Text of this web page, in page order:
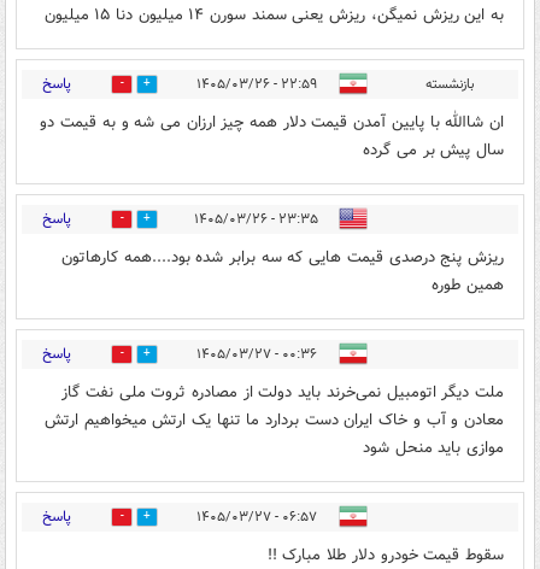
به این ریزش نمیگن، ریزش یعنی سمند سورن ۱۴ میلیون دنا ۱۵ میلیون
بازنشسته ۲۲:۵۹ - ۱۴۰۵/۰۳/۲۶ 1 پاسخ
ان شاالله با پایین آمدن قیمت دلار همه چیز ارزان می شه و به قیمت دو
سال پیش بر می گرده
۲۳:۳۵ - ۱۴۰۵/۰۳/۲۶ 6 پاسخ
ریزش پنج درصدی قیمت هایی که سه برابر شده بود....همه کارهاتون
همین طوره
۰۰:۳۶ - ۱۴۰۵/۰۳/۲۷ 0 پاسخ
ملت دیگر اتومبیل نمی‌خرند باید دولت از مصادره ثروت ملی نفت گاز
معادن و آب و خاک ایران دست بردارد ما تنها یک ارتش میخواهیم ارتش
موازی باید منحل شود
۰۶:۵۷ - ۱۴۰۵/۰۳/۲۷ 1 پاسخ
سقوط قیمت خودرو دلار طلا مبارک !!